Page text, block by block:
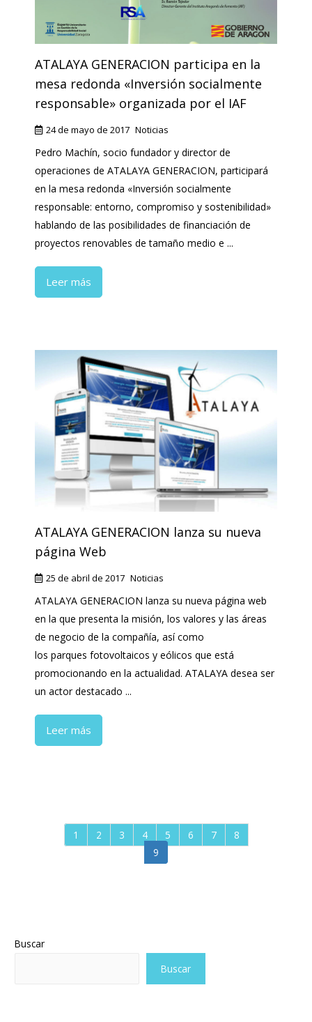
ATALAYA GENERACION participa en la
mesa redonda «Inversión socialmente
responsable» organizada por el IAF
24 de mayo de 2017 Noticias
Pedro Machín, socio fundador y director de
operaciones de ATALAYA GENERACION, participará
en la mesa redonda «Inversión socialmente
responsable: entorno, compromiso y sostenibilidad»
hablando de las posibilidades de financiación de
proyectos renovables de tamaño medio e ...
Leer más
ATALAYA GENERACION lanza su nueva
página Web
25 de abril de 2017 Noticias
ATALAYA GENERACION lanza su nueva página web
en la que presenta la misión, los valores y las áreas
de negocio de la compañía, así como
los parques fotovoltaicos y eólicos que está
promocionando en la actualidad. ATALAYA desea ser
un actor destacado ...
Leer más
1 2 3 4 5 6 7
8
9
Buscar
Buscar